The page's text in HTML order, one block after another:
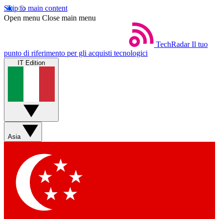
Skip to main content
Open menu Close main menu
TechRadar Il tuo
punto di riferimento per gli acquisti tecnologici
IT Edition
Asia